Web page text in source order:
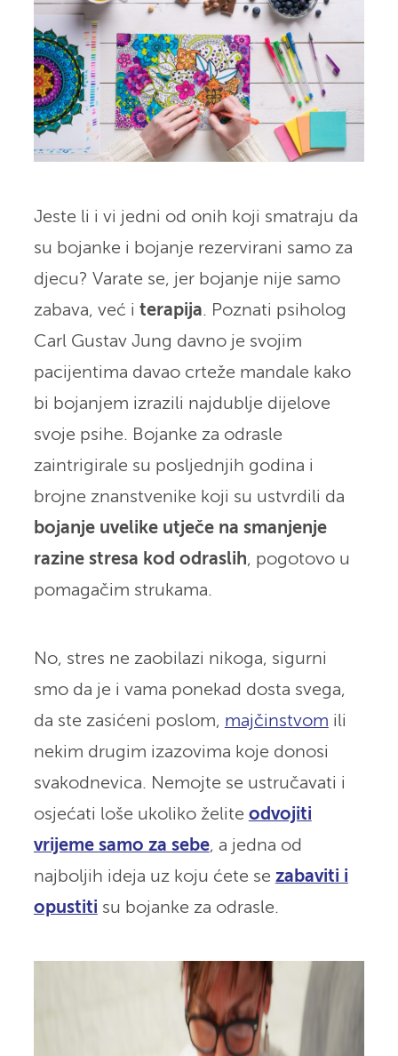
Jeste li i vi jedni od onih koji smatraju da
su bojanke i bojanje rezervirani samo za
djecu? Varate se, jer bojanje nije samo
zabava, već i terapija. Poznati psiholog
Carl Gustav Jung davno je svojim
pacijentima davao crteže mandale kako
bi bojanjem izrazili najdublje dijelove
svoje psihe. Bojanke za odrasle
zaintrigirale su posljednjih godina i
brojne znanstvenike koji su ustvrdili da
bojanje uvelike utječe na smanjenje
razine stresa kod odraslih, pogotovo u
pomagačim strukama.
No, stres ne zaobilazi nikoga, sigurni
smo da je i vama ponekad dosta svega,
da ste zasićeni poslom, majčinstvom ili
nekim drugim izazovima koje donosi
svakodnevica. Nemojte se ustručavati i
osjećati loše ukoliko želite odvojiti
vrijeme samo za sebe, a jedna od
najboljih ideja uz koju ćete se zabaviti i
opustiti su bojanke za odrasle.